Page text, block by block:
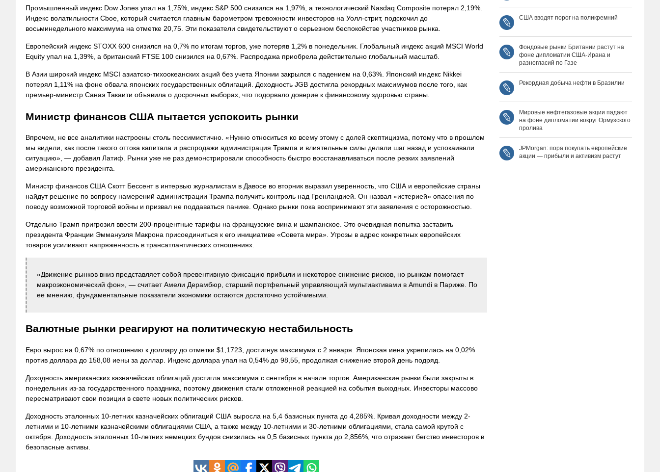
Промышленный индекс Dow Jones упал на 1,75%, индекс S&P 500 снизился на 1,97%, а технологический Nasdaq Composite потерял 2,19%.
Индекс волатильности Cboe, который считается главным барометром тревожности инвесторов на Уолл-стрит, подскочил до
восьминедельного максимума на отметке 20,75. Эти показатели свидетельствуют о серьезном беспокойстве участников рынка.
Европейский индекс STOXX 600 снизился на 0,7% по итогам торгов, уже потеряв 1,2% в понедельник. Глобальный индекс акций MSCI World
Equity упал на 1,39%, а британский FTSE 100 снизился на 0,67%. Распродажа приобрела действительно глобальный масштаб.
В Азии широкий индекс MSCI азиатско-тихоокеанских акций без учета Японии закрылся с падением на 0,63%. Японский индекс Nikkei
потерял 1,11% на фоне обвала японских государственных облигаций. Доходность JGB достигла рекордных максимумов после того, как
премьер-министр Санаэ Такаити объявила о досрочных выборах, что подорвало доверие к финансовому здоровью страны.
Министр финансов США пытается успокоить рынки
Впрочем, не все аналитики настроены столь пессимистично. «Нужно относиться ко всему этому с долей скептицизма, потому что в прошлом
мы видели, как после такого оттока капитала и распродажи администрация Трампа и влиятельные силы делали шаг назад и успокаивали
ситуацию», — добавил Латиф. Рынки уже не раз демонстрировали способность быстро восстанавливаться после резких заявлений
американского президента.
Министр финансов США Скотт Бессент в интервью журналистам в Давосе во вторник выразил уверенность, что США и европейские страны
найдут решение по вопросу намерений администрации Трампа получить контроль над Гренландией. Он назвал «истерией» опасения по
поводу возможной торговой войны и призвал не поддаваться панике. Однако рынки пока воспринимают эти заявления с осторожностью.
Отдельно Трамп пригрозил ввести 200-процентные тарифы на французские вина и шампанское. Это очевидная попытка заставить
президента Франции Эммануэля Макрона присоединиться к его инициативе «Совета мира». Угрозы в адрес конкретных европейских
товаров усиливают напряженность в трансатлантических отношениях.
«Движение рынков вниз представляет собой превентивную фиксацию прибыли и некоторое снижение рисков, но рынкам помогает
макроэкономический фон», — считает Амели Дерамбюр, старший портфельный управляющий мультиактивами в Amundi в Париже. По
ее мнению, фундаментальные показатели экономики остаются достаточно устойчивыми.
Валютные рынки реагируют на политическую нестабильность
Евро вырос на 0,67% по отношению к доллару до отметки $1,1723, достигнув максимума с 2 января. Японская иена укрепилась на 0,02%
против доллара до 158,08 иены за доллар. Индекс доллара упал на 0,54% до 98,55, продолжая снижение второй день подряд.
Доходность американских казначейских облигаций достигла максимума с сентября в начале торгов. Американские рынки были закрыты в
понедельник из-за государственного праздника, поэтому движения стали отложенной реакцией на события выходных. Инвесторы массово
пересматривают свои позиции в свете новых политических рисков.
Доходность эталонных 10-летних казначейских облигаций США выросла на 5,4 базисных пункта до 4,285%. Кривая доходности между 2-
летними и 10-летними казначейскими облигациями США, а также между 10-летними и 30-летними облигациями, стала самой крутой с
октября. Доходность эталонных 10-летних немецких бундов снизилась на 0,5 базисных пункта до 2,856%, что отражает бегство инвесторов в
безопасные активы.
США вводят порог на поликремний
Фондовые рынки Британии растут на
фоне дипломатии США‑Ирана и
разногласий по Газе
Рекордная добыча нефти в Бразилии
Мировые нефтегазовые акции падают
на фоне дипломатии вокруг Ормузского
пролива
JPMorgan: пора покупать европейские
акции — прибыли и активизм растут